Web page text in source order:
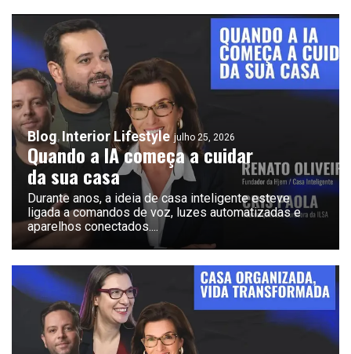
Blog Interior Lifestyle julho 25, 2026
Quando a IA começa a cuidar
da sua casa
Durante anos, a ideia de casa inteligente esteve
ligada a comandos de voz, luzes automatizadas e
aparelhos conectados.